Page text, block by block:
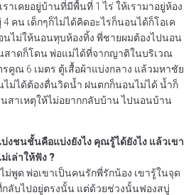
าเคยอยู่บ้านที่มีพื้นที่ 1 ไร่ ให้เรามาอยู่ห้อง
คน เด็กๆก็ไม่ได้คิดอะไรก็นอนได้ก็โอเค
นไม่ให้นอนทุบห้องทิ้ง พี่ชายผมต้องไปนอน
สาดก็โดน พ่อแม่ได้ที่จากญาติในบริเวณ
คูณ 6 เมตร ตู้เสื้อผ้าแบ่งกลาง แล้วมหาชัย
ม่ได้ต้องตื่นวิดน้ำ ฝนตกก็นอนไม่ได้ น้ำก็
สาเหตุให้ไม่อยากกลับบ้าน ไปนอนบ้าน
ชนชั้นคือแบ่งยังไง คุณรู้ได้ยังไง แล้วเขา
เล่าให้ฟัง ?
ม่พูด พ่อเขาเป็นคนรักพี่รักน้อง เขารู้ในจุด
ลับไปอยู่ตรงนั้น แต่ด้วยช่วงนั้นฟองสบู่